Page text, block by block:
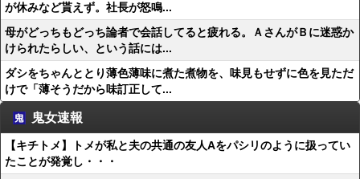
が休みなど貰えず。社長が怒鳴...
母がどっちもどっち論者で会話してると疲れる。ＡさんがＢに迷惑か
けられたらしい、という話には...
ダシをちゃんととり薄色薄味に煮た煮物を、味見もせずに色を見ただ
けで「薄そうだから味訂正して...
鬼女速報
【キチトメ】トメが私と夫の共通の友人Aをパシリのように扱ってい
たことが発覚し・・・